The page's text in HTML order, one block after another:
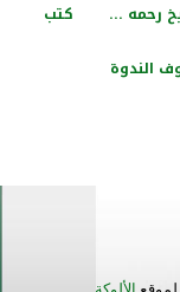
رحمه ... كتب
الندوة